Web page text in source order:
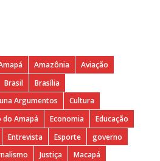
Amazônia
Aviação
Brasil
Brasília
Argumentos
Cultura
do Amapá Economia
Educação
Entrevista Esporte
governo
Justiça
Macapá